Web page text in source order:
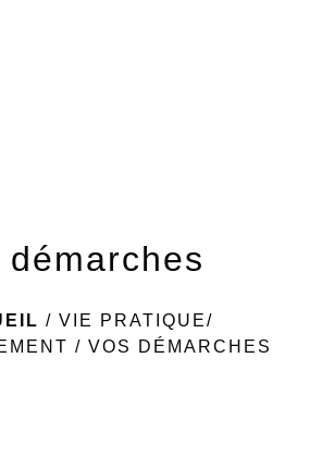
démarches
/ VIE PRATIQUE/
/ VOS DÉMARCHES